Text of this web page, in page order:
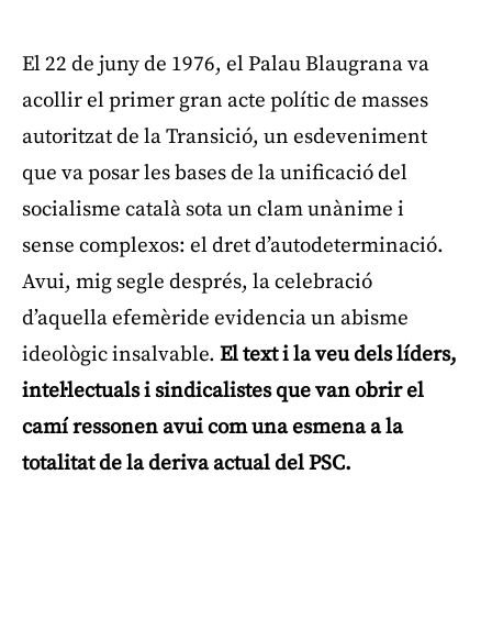
El 22 de juny de 1976, el Palau Blaugrana va
acollir el primer gran acte polític de masses
autoritzat de la Transició, un esdeveniment
que va posar les bases de la unificació del
socialisme català sota un clam unànime i
sense complexos: el dret d’autodeterminació.
Avui, mig segle després, la celebració
d’aquella efemèride evidencia un abisme
ideològic insalvable. El text i la veu dels líders,
intel·lectuals i sindicalistes que van obrir el
camí ressonen avui com una esmena a la
totalitat de la deriva actual del PSC.